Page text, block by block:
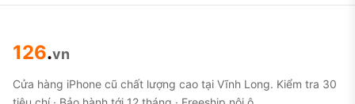
126.vn
Cửa hàng iPhone cũ chất lượng cao tại Vĩnh Long. Kiểm tra 30